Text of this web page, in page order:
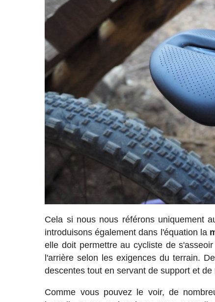
Cela si nous nous référons uniquement
introduisons également dans l'équation la
elle doit permettre au cycliste de
l'arrière selon les exigences du terrain.
descentes tout en servant de support et
Comme vous pouvez le voir, de